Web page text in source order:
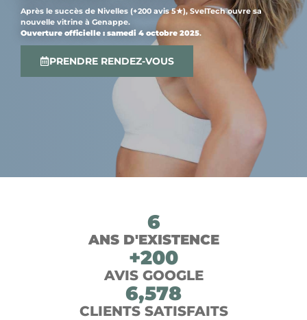
Après le succès de Nivelles (+200 avis 5★), SvelTech ouvre sa
nouvelle vitrine à Genappe.
Ouverture officielle : samedi 4 octobre 2025.
PRENDRE RENDEZ-VOUS
ANS D'EXISTENCE
6
AVIS GOOGLE
+200
CLIENTS SATISFAITS
6,578